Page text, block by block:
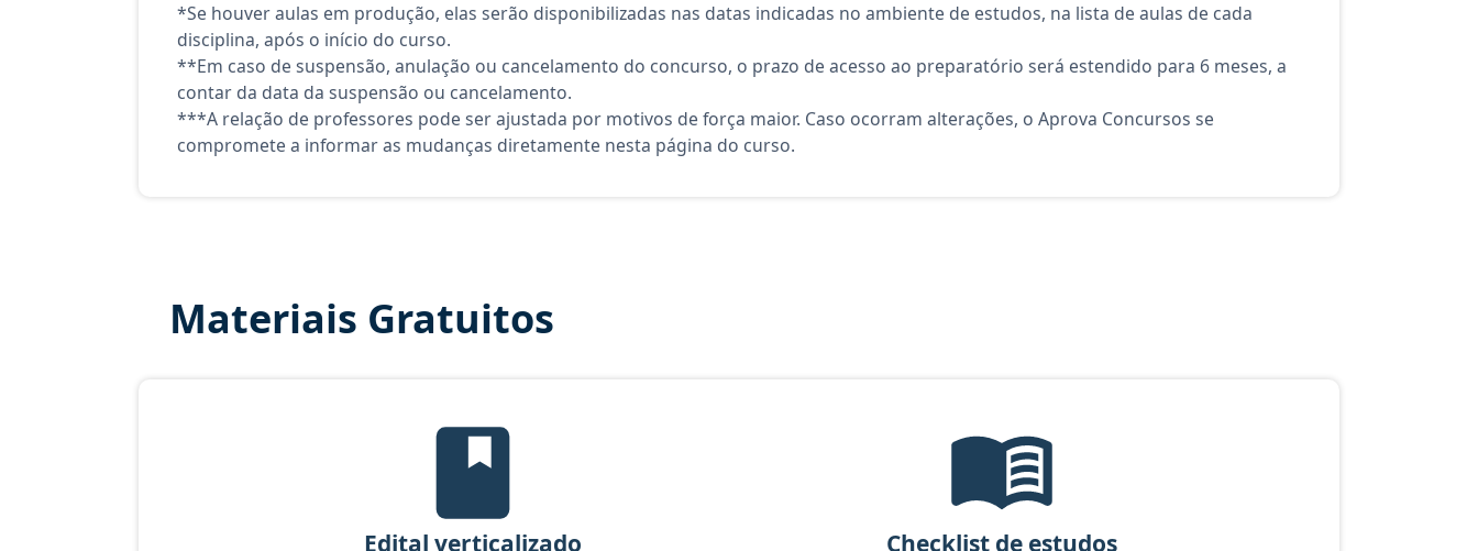
*Se houver aulas em produção, elas serão disponibilizadas nas datas indicadas no ambiente de estudos, na lista de aulas de cada
disciplina, após o início do curso.
**Em caso de suspensão, anulação ou cancelamento do concurso, o prazo de acesso ao preparatório será estendido para 6 meses, a
contar da data da suspensão ou cancelamento.
***A relação de professores pode ser ajustada por motivos de força maior. Caso ocorram alterações, o Aprova Concursos se
compromete a informar as mudanças diretamente nesta página do curso.
Materiais Gratuitos
Edital Verticalizado, material gratuito do Aprova Concursos para o curso Perito: Oficial Criminal - Ciências Contábeis - Curso completo
Edital verticalizado Checklist de estudos